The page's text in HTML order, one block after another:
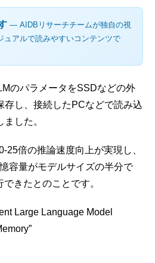
― AIDBリサーチチームが独自の視
ュアルで読みやすいコンテンツで
のパラメータをSSDなどの外
存し、接続したPCなどで読み込
した。
25倍の推論速度向上が実現し、
容量がモデルサイズの半分で
きたとのことです。
Large Language Model